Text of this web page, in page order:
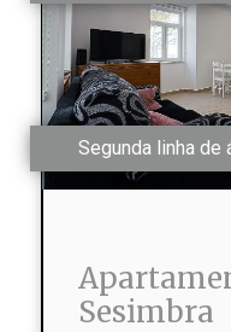
Segunda linha de
Sesimbra